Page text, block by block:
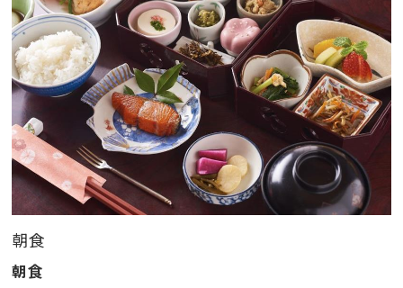
・旬のお造り
・胡麻豆腐の餡かけ
・野菜の煮物
・茶碗蒸し
・山伏ポーク塩豚サラダ仕立て
・里芋饅頭菊餡かけ
・季節の炊き込みごはん
・季節のあら汁
・香物
・デザート
朝食
朝食